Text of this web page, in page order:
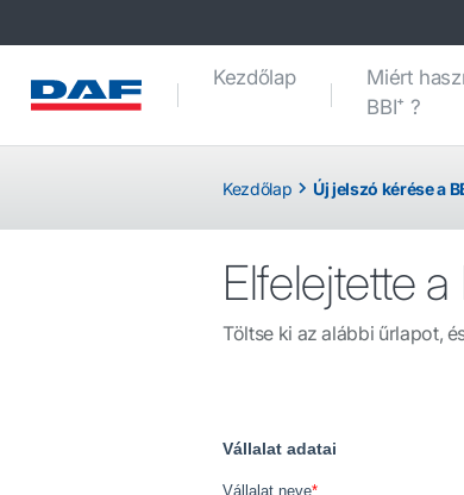
Kezdőlap
Miért
BBI⁺ ?
Kezdőlap Új jelszó kérése a
Elfelejtette
Töltse ki az alábbi űrlapot,